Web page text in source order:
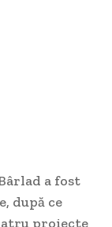
a fost
după ce
proiecte